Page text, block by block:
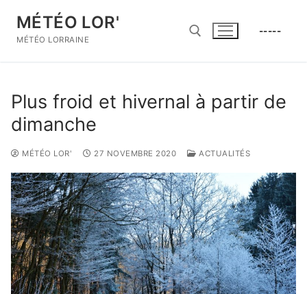
contenu
MÉTÉO LOR'
MÉTÉO LORRAINE
-----
Plus froid et hivernal à partir de
dimanche
MÉTÉO LOR' 27 NOVEMBRE 2020 ACTUALITÉS